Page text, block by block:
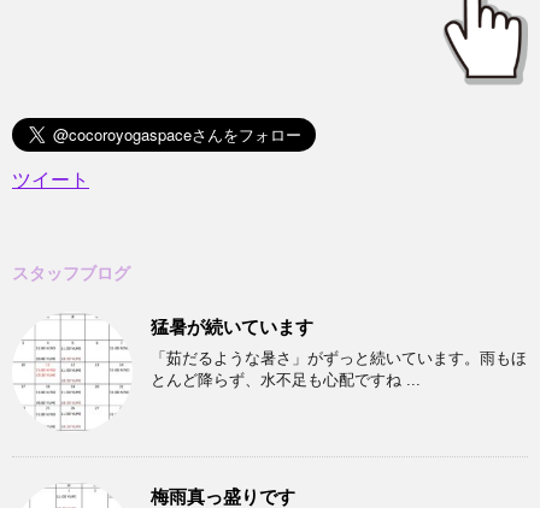
ツイート
スタッフブログ
猛暑が続いています
「茹だるような暑さ」がずっと続いています。雨もほ
とんど降らず、水不足も心配ですね ...
梅雨真っ盛りです